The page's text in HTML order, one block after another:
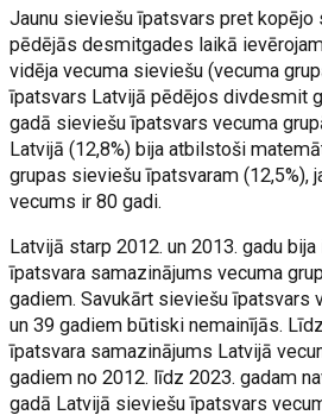
Jaunu sieviešu īpatsvars pret kopējo
pēdējās desmitgades laikā
vidēja vecuma sieviešu (vecuma
īpatsvars Latvijā pēdējos divdesmit
gadā sieviešu īpatsvars vecuma
Latvijā (12,8%) bija atbilstoši
grupas sieviešu īpatsvaram (12,5%),
vecums ir 80 gadi.
Latvijā starp 2012. un 2013. gadu
īpatsvara samazinājums vecuma
gadiem. Savukārt sieviešu īpatsvars
un 39 gadiem būtiski nemainījās.
īpatsvara samazinājums Latvijā
gadiem no 2012. līdz 2023. gadam
gadā Latvijā sieviešu īpatsvars